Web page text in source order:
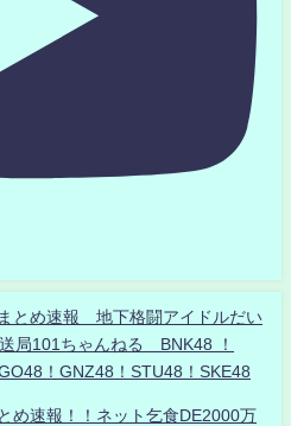
とめ速報 地下格闘アイドルだい
局101ちゃんねる BNK48 ！
！GNZ48！STU48！SKE48
め速報！！ネット乞食DE2000万